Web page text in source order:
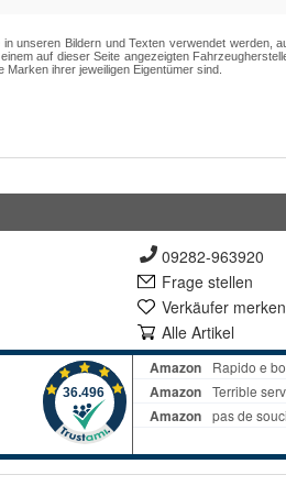
09282-963920
Frage stellen
Verkäufer merken
Alle Artikel